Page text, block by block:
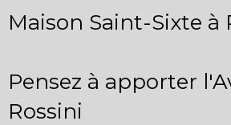
Maison Saint-Sixte à
Pensez à apporter
Rossini